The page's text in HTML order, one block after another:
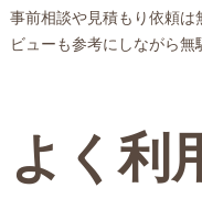
事前相談や見積もり依頼は
ビューも参考にしながら無
よく利